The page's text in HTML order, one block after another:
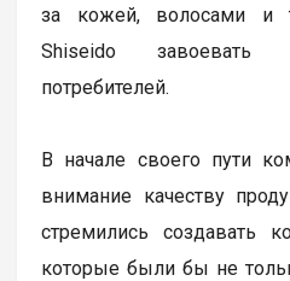
за кожей, волосами и
Shiseido завоевать
потребителей.
В начале своего пути
внимание качеству
стремились создавать
которые были бы не